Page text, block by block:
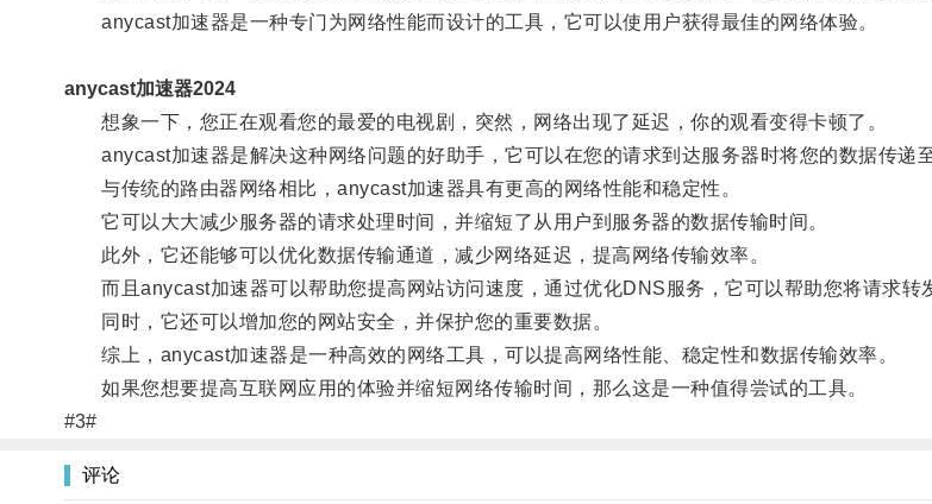
anycast加速器是一种专门为网络性能而设计的工具，它可以使用户获得最佳的网络体验。
anycast加速器2024
想象一下，您正在观看您的最爱的电视剧，突然，网络出现了延迟，你的观看变得卡顿了。
anycast加速器是解决这种网络问题的好助手，它可以在您的请求到达服务器时将您的数据传递
与传统的路由器网络相比，anycast加速器具有更高的网络性能和稳定性。
它可以大大减少服务器的请求处理时间，并缩短了从用户到服务器的数据传输时间。
此外，它还能够可以优化数据传输通道，减少网络延迟，提高网络传输效率。
而且anycast加速器可以帮助您提高网站访问速度，通过优化DNS服务，它可以帮助您将请求转
同时，它还可以增加您的网站安全，并保护您的重要数据。
综上，anycast加速器是一种高效的网络工具，可以提高网络性能、稳定性和数据传输效率。
如果您想要提高互联网应用的体验并缩短网络传输时间，那么这是一种值得尝试的工具。
#3#
评论